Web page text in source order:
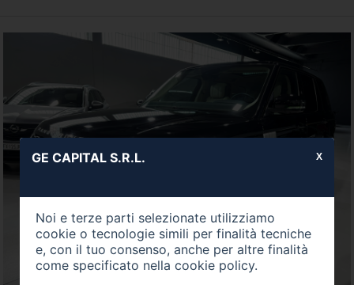
GE CAPITAL S.R.L.
Noi e terze parti selezionate utilizziamo
cookie o tecnologie simili per finalità tecniche
e, con il tuo consenso, anche per altre finalità
come specificato nella cookie policy.
X